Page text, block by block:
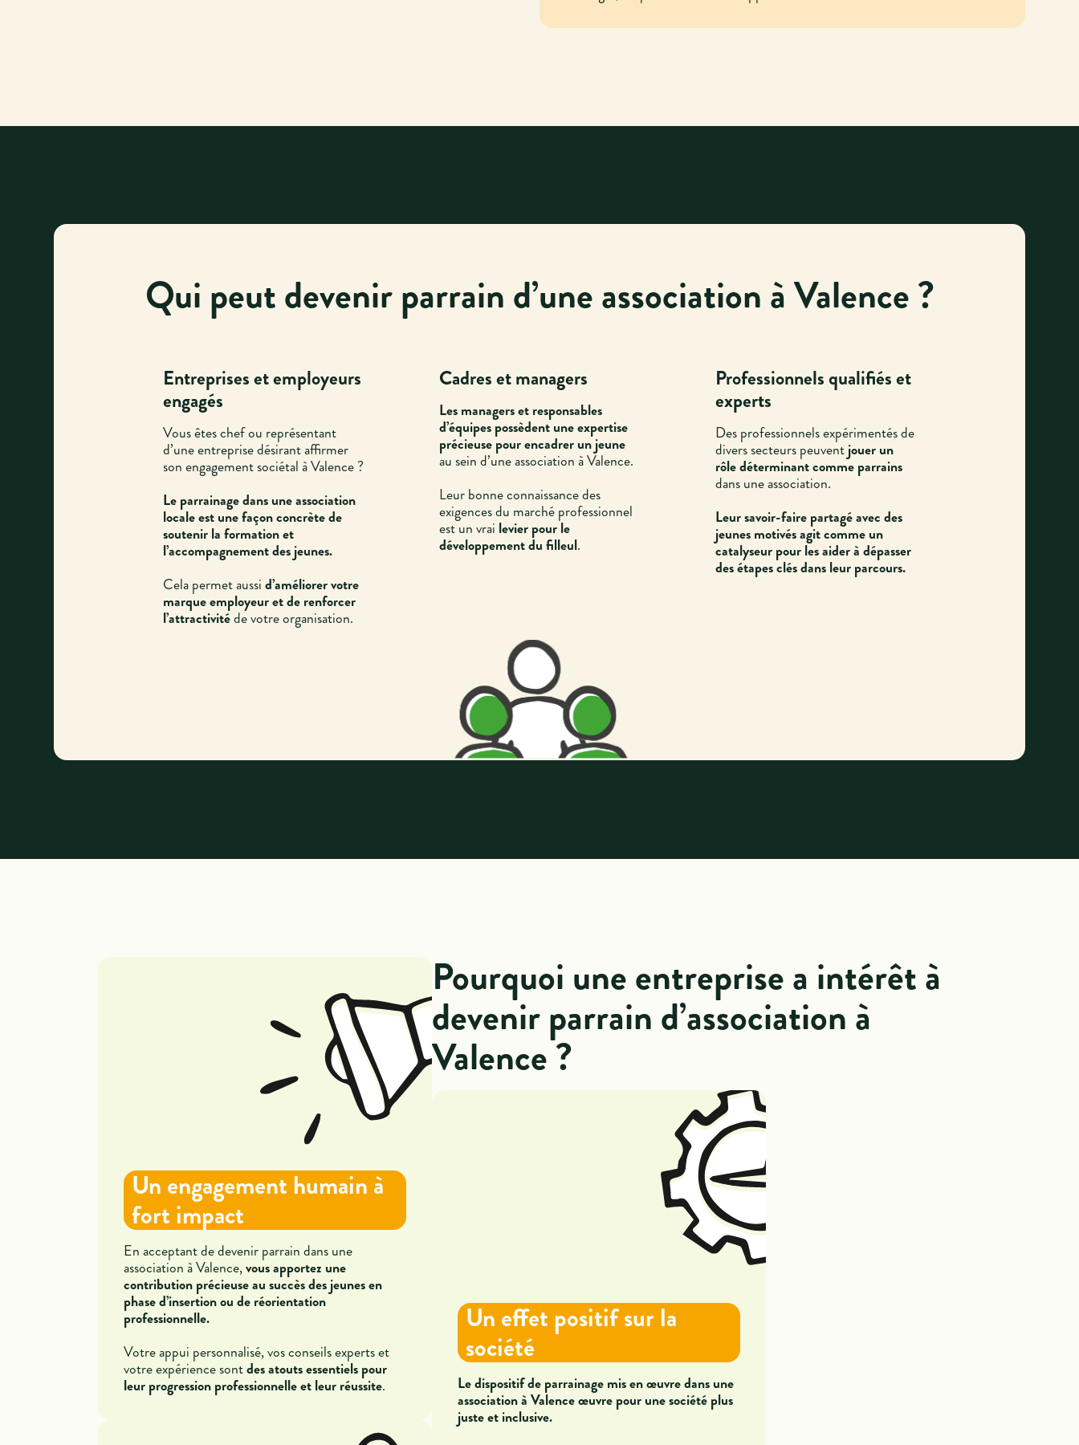
Qui peut devenir parrain d’une association à Valence ?
Entreprises et employeurs
engagés
Vous êtes chef ou représentant
d’une entreprise désirant affirmer
son engagement sociétal à Valence ?
Le parrainage dans une association
locale est une façon concrète de
soutenir la formation et
l’accompagnement des jeunes.
Cela permet aussid’améliorer votre
marque employeur et de renforcer
l’attractivitéde votre organisation.
Cadres et managers
Les managers et responsables
d’équipespossèdent une expertise
précieuse pour encadrer un jeune
au sein d’une association à Valence.
Leur bonne connaissance des
exigences du marché professionnel
est un vrai levier pour le
développement du filleul.
Professionnels qualifiés et
experts
Des professionnels expérimentés de
divers secteurs peuventjouer un
rôle déterminant comme parrains
dans une association.
Leur savoir-faire partagé avec des
jeunes motivés agit comme un
catalyseur pour les aider à dépasser
des étapes clés dans leur parcours.
Pourquoi une entreprise a intérêt à
devenir parrain d’association à
Valence ?
Un effet positif sur la
société
Le dispositif de parrainage mis en œuvre dans une
association à Valence œuvre pour une société plus
juste et inclusive.
Un engagement humain à
fort impact
En acceptant de devenir parrain dans une
association à Valence,vous apportez une
contribution précieuse au succès des jeunes en
phase d’insertion ou de réorientation
professionnelle.
Votre appui personnalisé, vos conseils experts et
votre expérience sontdes atouts essentiels pour
leur progression professionnelle et leur réussite.